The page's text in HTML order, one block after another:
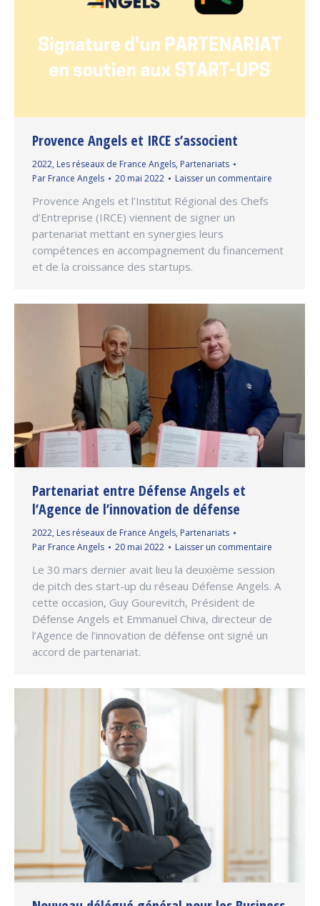
Provence Angels et IRCE s’associent
2022, Les réseaux de France Angels, Partenariats
Par France Angels 20 mai 2022 Laisser un commentaire
Provence Angels et l’Institut Régional des Chefs
d’Entreprise (IRCE) viennent de signer un
partenariat mettant en synergies leurs
compétences en accompagnement du financement
et de la croissance des startups.
Partenariat entre Défense Angels et
l’Agence de l’innovation de défense
2022, Les réseaux de France Angels, Partenariats
Par France Angels 20 mai 2022 Laisser un commentaire
Le 30 mars dernier avait lieu la deuxième session
de pitch des start-up du réseau Défense Angels. A
cette occasion, Guy Gourevitch, Président de
Défense Angels et Emmanuel Chiva, directeur de
l’Agence de l’innovation de défense ont signé un
accord de partenariat.